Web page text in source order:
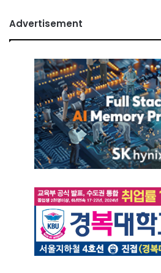
Advertisement